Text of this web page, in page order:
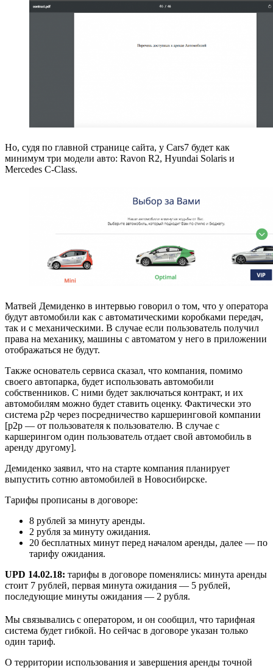
Но, судя по главной странице сайта, у Cars7 будет как
минимум три модели авто: Ravon R2, Hyundai Solaris и
Mercedes C-Class.
Матвей Демиденко в интервью говорил о том, что у оператора
будут автомобили как с автоматическими коробками передач,
так и с механическими. В случае если пользователь получил
права на механику, машины с автоматом у него в приложении
отображаться не будут.
Также основатель сервиса сказал, что компания, помимо
своего автопарка, будет использовать автомобили
собственников. С ними будет заключаться контракт, и их
автомобилям можно будет ставить оценку. Фактически это
система p2p через посредничество каршеринговой компании
[p2p — от пользователя к пользователю. В случае с
каршерингом один пользователь отдает свой автомобиль в
аренду другому].
Демиденко заявил, что на старте компания планирует
выпустить сотню автомобилей в Новосибирске.
Тарифы прописаны в договоре:
8 рублей за минуту аренды.
2 рубля за минуту ожидания.
20 бесплатных минут перед началом аренды, далее — по
тарифу ожидания.
UPD 14.02.18: тарифы в договоре поменялись: минута аренды
стоит 7 рублей, первая минута ожидания — 5 рублей,
последующие минуты ожидания — 2 рубля.
Мы связывались с оператором, и он сообщил, что тарифная
система будет гибкой. Но сейчас в договоре указан только
один тариф.
О территории использования и завершения аренды точной